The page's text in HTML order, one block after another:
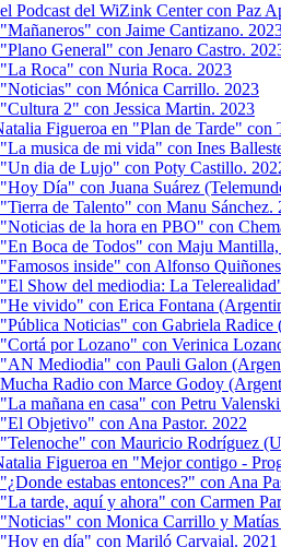
Podcast del WiZink Center con Paz
con Jaime Cantizano.
General" con Jenaro Castro.
Roca" con Nuria Roca. 2023
con Mónica Carrillo. 2023
2" con Jessica Martin. 2023
Figueroa en "Plan de Tarde" con
musica de mi vida" con Ines
dia de Lujo" con Poty Castillo.
Día" con Juana Suárez
de Talento" con Manu Sánchez.
de la hora en PBO" con
Boca de Todos" сon Maju
inside" con Alfonso
Show del mediodia: La
vivido" con Erica Fontana
Noticias" con Gabriela Radice
por Lozano" con Verinica
Mediodia" con Pauli Galon
Radio con Marce Godoy
mañana en casa" con Petru
Objetivo" con Ana Pastor. 2022
con Mauricio Rodríguez
Figueroa en "Mejor contigo -
estabas entonces?" con Ana
tarde, aquí y ahora" con Carmen
con Monica Carrillo y Matías
en día" con Mariló Carvajal. 2021